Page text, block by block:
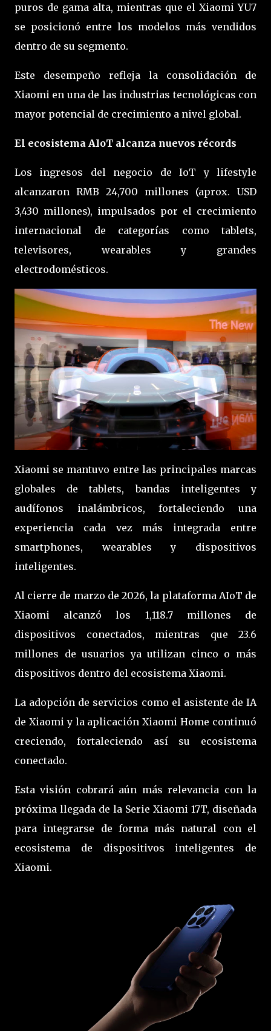
puros de gama alta, mientras que el Xiaomi YU7
se posicionó entre los modelos más vendidos
dentro de su segmento.
Este desempeño refleja la consolidación de
Xiaomi en una de las industrias tecnológicas con
mayor potencial de crecimiento a nivel global.
El ecosistema AIoT alcanza nuevos récords
Los ingresos del negocio de IoT y lifestyle
alcanzaron RMB 24,700 millones (aprox. USD
3,430 millones), impulsados por el crecimiento
internacional de categorías como tablets,
televisores, wearables y grandes
electrodomésticos.
Xiaomi se mantuvo entre las principales marcas
globales de tablets, bandas inteligentes y
audífonos inalámbricos, fortaleciendo una
experiencia cada vez más integrada entre
smartphones, wearables y dispositivos
inteligentes.
Al cierre de marzo de 2026, la plataforma AIoT de
Xiaomi alcanzó los 1,118.7 millones de
dispositivos conectados, mientras que 23.6
millones de usuarios ya utilizan cinco o más
dispositivos dentro del ecosistema Xiaomi.
La adopción de servicios como el asistente de IA
de Xiaomi y la aplicación Xiaomi Home continuó
creciendo, fortaleciendo así su ecosistema
conectado.
Esta visión cobrará aún más relevancia con la
próxima llegada de la Serie Xiaomi 17T, diseñada
para integrarse de forma más natural con el
ecosistema de dispositivos inteligentes de
Xiaomi.